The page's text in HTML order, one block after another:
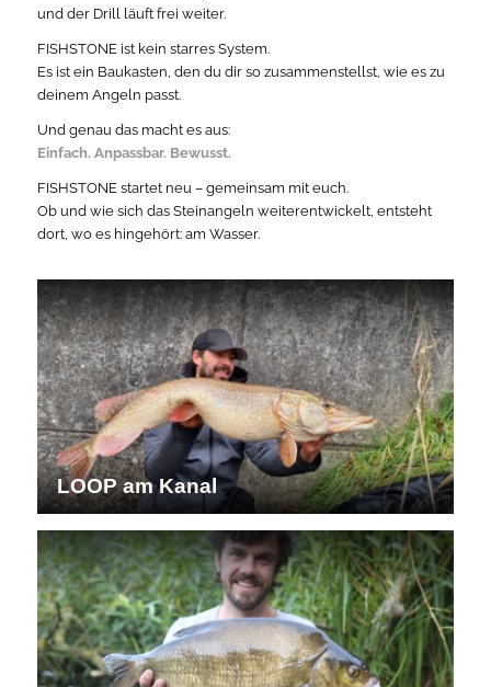
und der Drill läuft frei weiter.
FISHSTONE ist kein starres System.
Es ist ein Baukasten, den du dir so zusammenstellst, wie es zu
deinem Angeln passt.
Und genau das macht es aus:
Einfach. Anpassbar. Bewusst.
FISHSTONE startet neu – gemeinsam mit euch.
Ob und wie sich das Steinangeln weiterentwickelt, entsteht
dort, wo es hingehört: am Wasser.
LOOP am Kanal